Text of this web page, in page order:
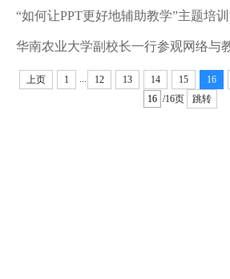
中心概况
中心资讯
服务指南
上页 1 12 13 14 15 16
/16页
跳转